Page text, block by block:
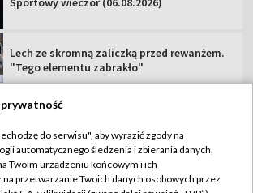
Lech ze skromną zaliczką przed rewanżem.
"Tego elementu zabrakło"
TVP
Abonament TVP
Regulamin TVP
do serwisu", aby wyrazić zgody na
automatycznego śledzenia i zbierania danych,
Twoim urządzeniu końcowym i ich
przetwarzanie Twoich danych osobowych przez